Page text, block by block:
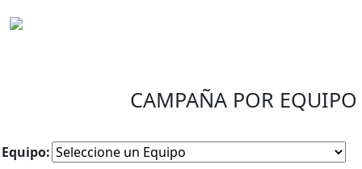
CAMPAÑA POR EQUIPO
Equipo: